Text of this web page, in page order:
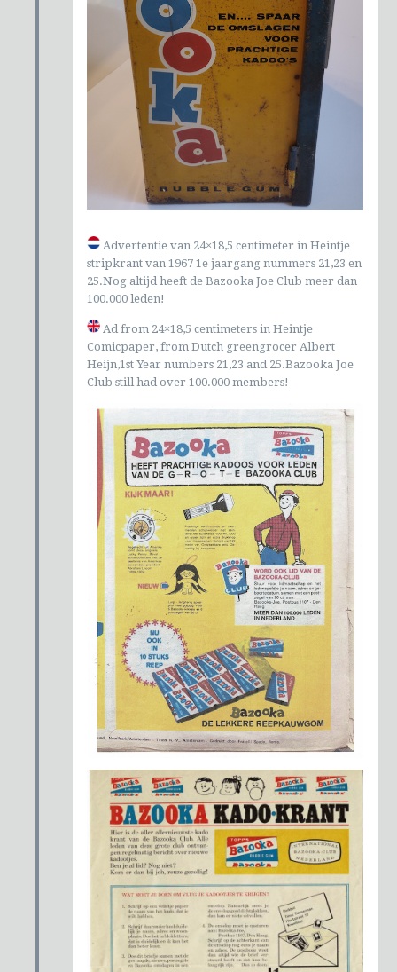
Advertentie van 24×18,5 centimeter in Heintje
stripkrant van 1967 1e jaargang nummers 21,23 en
25.Nog altijd heeft de Bazooka Joe Club meer dan
100.000 leden!
Ad from 24×18,5 centimeters in Heintje
Comicpaper, from Dutch greengrocer Albert
Heijn,1st Year numbers 21,23 and 25.Bazooka Joe
Club still had over 100.000 members!